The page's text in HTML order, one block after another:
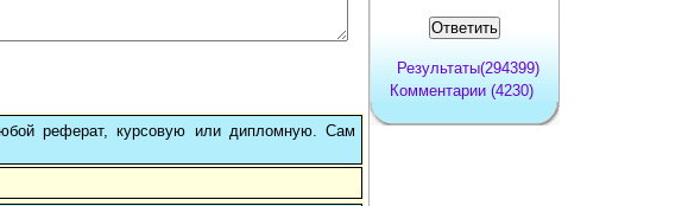
реферат, курсовую или дипломную. Сам
Результаты(294399)
Комментарии (4230)